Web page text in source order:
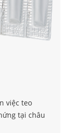
việc teo
tại châu